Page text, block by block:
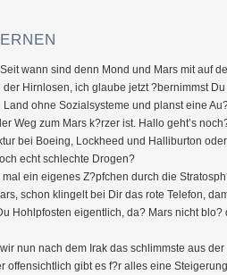
wann sind denn Mond und Mars mit auf
der Hirnlosen, ich glaube jetzt ?bernimmst
Land ohne Sozialsysteme und planst eine
Weg zum Mars k?rzer ist. Hallo geht’s
bei Boeing, Lockheed und Halliburton
echt schlechte Drogen?
ein eigenes Z?pfchen durch die
schon klingelt bei Dir das rote Telefon,
Hohlpfosten eigentlich, da? Mars nicht blo?
nun nach dem Irak das schlimmste aus der
offensichtlich gibt es f?r alles eine